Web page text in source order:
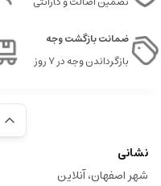
ضمانت بازگشت وجه
بازگرداندن وجه در ۷ روز
نشانی
شهر اصفهان، آنلاین